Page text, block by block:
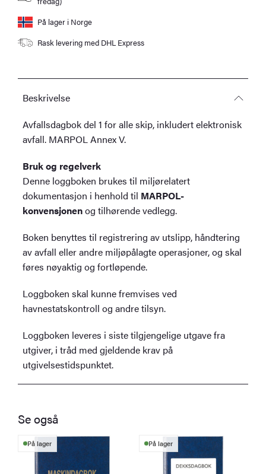
På lager i Norge
Rask levering med DHL Express
Beskrivelse
Avfallsdagbok del 1 for alle skip, inkludert elektronisk
avfall. MARPOL Annex V.
Bruk og regelverk
Denne loggboken brukes til miljørelatert
dokumentasjon i henhold til MARPOL-
konvensjonenog tilhørende vedlegg.
Boken benyttes til registrering av utslipp, håndtering
av avfall eller andre miljøpålagte operasjoner, og skal
føres nøyaktig og fortløpende.
Loggboken skal kunne fremvises ved
havnestatskontroll og andre tilsyn.
Loggboken leveres i siste tilgjengelige utgave fra
utgiver, i tråd med gjeldende krav på
utgivelsestidspunktet.
Se også
På lager På lager